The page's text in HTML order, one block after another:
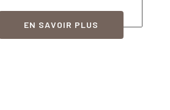
EN SAVOIR PLUS